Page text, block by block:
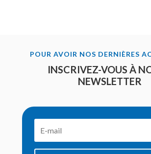
POUR AVOIR NOS DERNIÈRES
INSCRIVEZ-VOUS À
NEWSLETTER